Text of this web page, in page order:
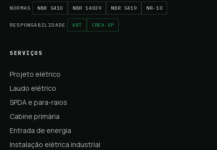
NORMAS NBR 5410 NBR 14039 NBR 5419 NR-10
RESPONSABILIDADE ART CREA-SP
SERVIÇOS
Projeto elétrico
Laudo elétrico
SPDA e para-raios
Cabine primária
Entrada de energia
Instalação elétrica industrial